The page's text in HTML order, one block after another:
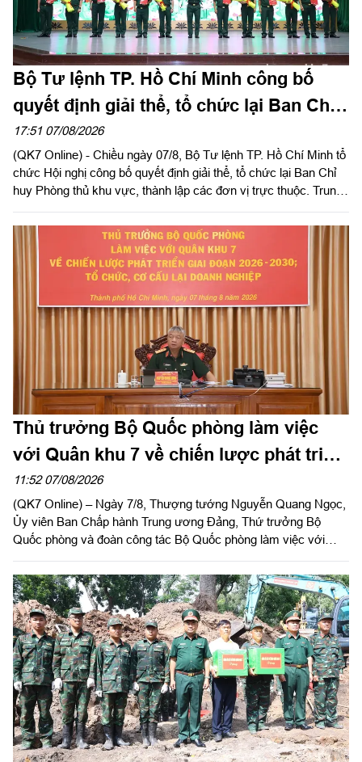
Bộ Tư lệnh TP. Hồ Chí Minh công bố
quyết định giải thể, tổ chức lại Ban Chỉ
huy PTKV, thành lập các đơn vị trực
thuộc
17:51 07/08/2026
(QK7 Online) - Chiều ngày 07/8, Bộ Tư lệnh TP. Hồ Chí Minh tổ
chức Hội nghị công bố quyết định giải thể, tổ chức lại Ban Chỉ
huy Phòng thủ khu vực, thành lập các đơn vị trực thuộc. Trung
Ủy viên Quân ủy Trung ương, Phó Bí thư Đảng ủy, Tư lệnh
Quân khu dự, chỉ đạo hội nghị. Thiếu tướng Vũ Văn Điền, Ủy
viên Ban Thường vụ Thành ủy, Tư lệnh Bộ Tư lệnh TP. Hồ Chí
Minh chủ trì hội nghị.
Thủ trưởng Bộ Quốc phòng làm việc
với Quân khu 7 về chiến lược phát triển
giai đoạn 2026 – 2030, tổ chức, cơ cấu
lại doanh nghiệp
11:52 07/08/2026
(QK7 Online) – Ngày 7/8, Thượng tướng Nguyễn Quang Ngọc,
Ủy viên Ban Chấp hành Trung ương Đảng, Thứ trưởng Bộ
Quốc phòng và đoàn công tác Bộ Quốc phòng làm việc với
chức cơ cấu lại doanh nghiệp. Thiếu tướng Đặng Văn Lẫm, Ủy
viên Thường vụ Đảng ủy, Phó Tư lệnh Quân khu tiếp đoàn.